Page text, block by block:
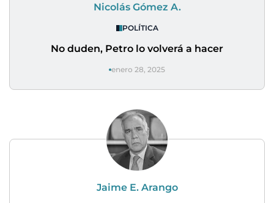
Nicolás Gómez A.
POLÍTICA
No duden, Petro lo volverá a hacer
enero 28, 2025
Jaime E. Arango